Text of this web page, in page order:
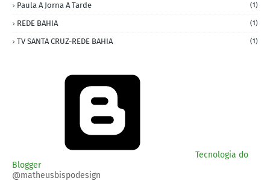
Paula A Jorna A Tarde (1)
REDE BAHIA (1)
TV SANTA CRUZ-REDE BAHIA (1)
Tecnologia do
Blogger
@matheusbispodesign